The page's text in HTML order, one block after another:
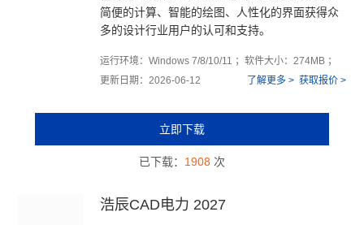
简便的计算、智能的绘图、人性化的界面获得众
多的设计行业用户的认可和支持。
运行环境：Windows 7/8/10/11 ；软件大小：274MB ；
更新日期：2026-06-12
获取报价 >
了解更多 >
立即下载
已下载： 1908 次
浩辰CAD电力 2027